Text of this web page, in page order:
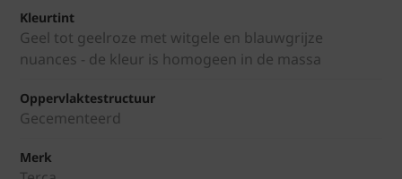
Kleurtint
Geel tot geelroze met witgele en blauwgrijze
nuances - de kleur is homogeen in de massa
Oppervlaktestructuur
Gecementeerd
Merk